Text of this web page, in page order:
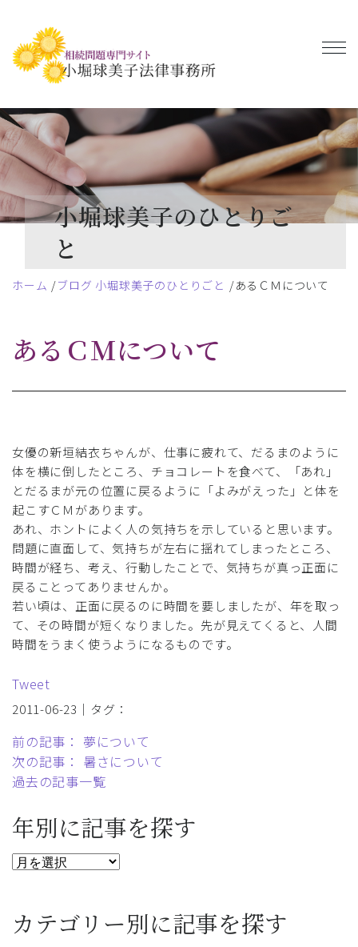
小堀球美子のひとりご
と
ホーム ブログ 小堀球美子のひとりごと あるＣＭについて
あるＣＭについて
女優の新垣結衣ちゃんが、仕事に疲れて、だるまのように
体を横に倒したところ、チョコレートを食べて、「あれ」
とだるまが元の位置に戻るように「よみがえった」と体を
起こすＣＭがあります。
あれ、ホントによく人の気持ちを示していると思います。
問題に直面して、気持ちが左右に揺れてしまったところ、
時間が経ち、考え、行動したことで、気持ちが真っ正面に
戻ることってありませんか。
若い頃は、正面に戻るのに時間を要しましたが、年を取っ
て、その時間が短くなりました。先が見えてくると、人間
時間をうまく使うようになるものです。
Tweet
2011-06-23｜タグ：
前の記事： 夢について
次の記事： 暑さについて
過去の記事一覧
年別に記事を探す
カテゴリー別に記事を探す